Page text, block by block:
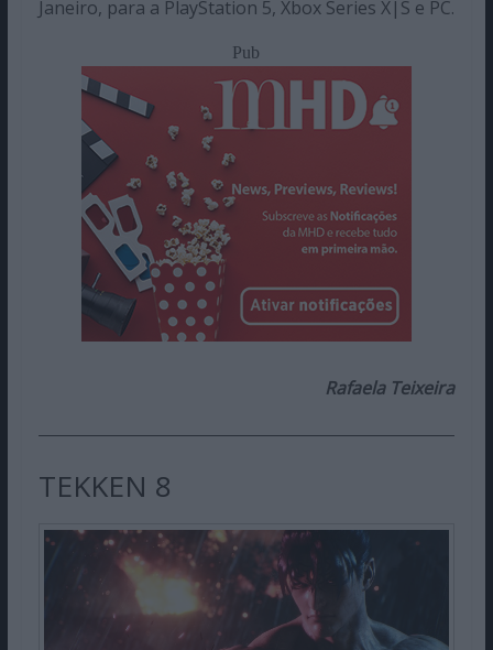
Janeiro, para a PlayStation 5, Xbox Series X|S e PC.
Pub
Rafaela Teixeira
TEKKEN 8